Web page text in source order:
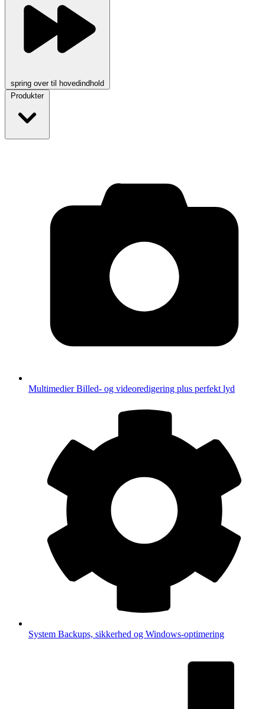
spring over til hovedindhold
Produkter
MultimedierBilled- og videoredigering plus perfekt lyd
System Backups, sikkerhed og Windows-optimering